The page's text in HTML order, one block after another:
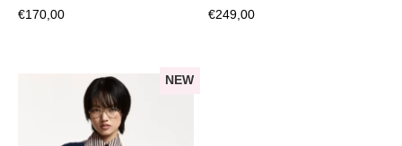
€170,00 €249,00
NEW